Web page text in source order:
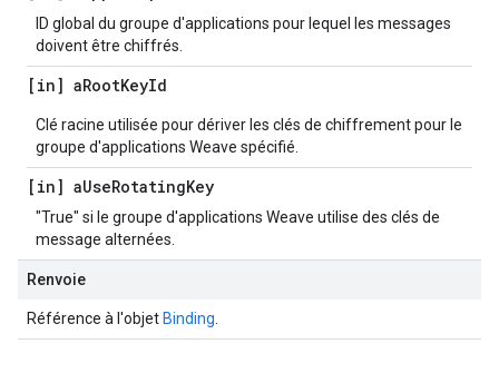
ID global du groupe d'applications pour lequel les messages
doivent être chiffrés.
[in] aRootKeyId
Clé racine utilisée pour dériver les clés de chiffrement pour le
groupe d'applications Weave spécifié.
[in] aUseRotatingKey
"True" si le groupe d'applications Weave utilise des clés de
message alternées.
Renvoie
Référence à l'objet Binding